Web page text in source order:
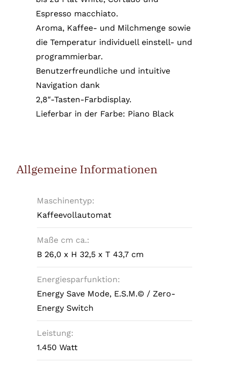
Espresso macchiato.
Aroma, Kaffee- und Milchmenge sowie
die Temperatur individuell einstell- und
programmierbar.
Benutzerfreundliche und intuitive
Navigation dank
2,8″-Tasten-Farbdisplay.
Lieferbar in der Farbe: Piano Black
Allgemeine Informationen
Maschinentyp:
Kaffeevollautomat
Maße cm ca.:
B 26,0 x H 32,5 x T 43,7 cm
Energiesparfunktion:
Energy Save Mode, E.S.M.© / Zero-
Energy Switch
Leistung:
1.450 Watt